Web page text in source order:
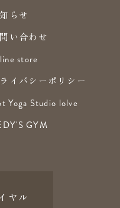
らせ
い合わせ
store
イバシーポリシー
Yoga Studio lolve
GYM
ヤル